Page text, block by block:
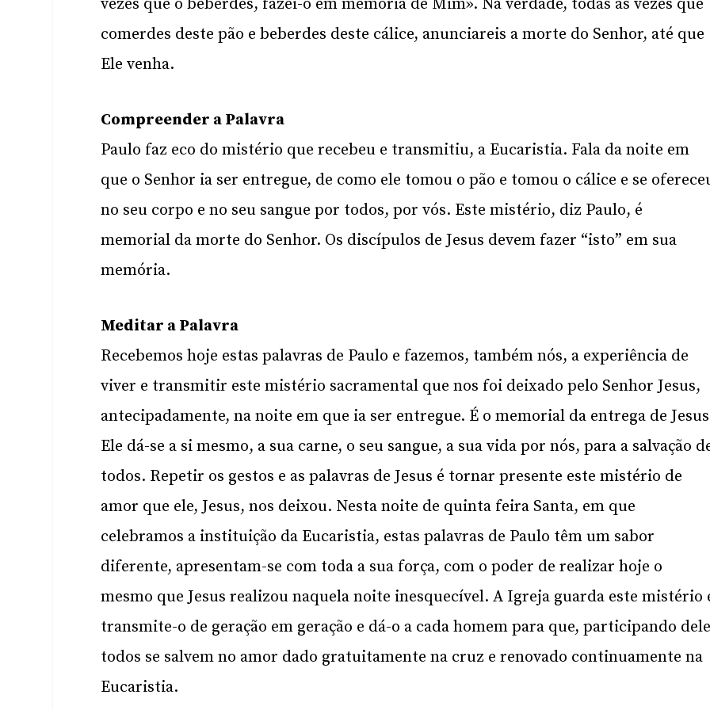
vezes que o beberdes, fazei-o em memória de Mim». Na verdade, todas as vezes que
comerdes deste pão e beberdes deste cálice, anunciareis a morte do Senhor, até que
Ele venha.
Compreender a Palavra
Paulo faz eco do mistério que recebeu e transmitiu, a Eucaristia. Fala da noite em
que o Senhor ia ser entregue, de como ele tomou o pão e tomou o cálice e se
no seu corpo e no seu sangue por todos, por vós. Este mistério, diz Paulo, é
memorial da morte do Senhor. Os discípulos de Jesus devem fazer “isto” em sua
memória.
Meditar a Palavra
Recebemos hoje estas palavras de Paulo e fazemos, também nós, a experiência de
viver e transmitir este mistério sacramental que nos foi deixado pelo Senhor Jesus,
antecipadamente, na noite em que ia ser entregue. É o memorial da entrega de
Ele dá-se a si mesmo, a sua carne, o seu sangue, a sua vida por nós, para a salvação
todos. Repetir os gestos e as palavras de Jesus é tornar presente este mistério de
amor que ele, Jesus, nos deixou. Nesta noite de quinta feira Santa, em que
celebramos a instituição da Eucaristia, estas palavras de Paulo têm um sabor
diferente, apresentam-se com toda a sua força, com o poder de realizar hoje o
mesmo que Jesus realizou naquela noite inesquecível. A Igreja guarda este mistério
transmite-o de geração em geração e dá-o a cada homem para que, participando
todos se salvem no amor dado gratuitamente na cruz e renovado continuamente na
Eucaristia.